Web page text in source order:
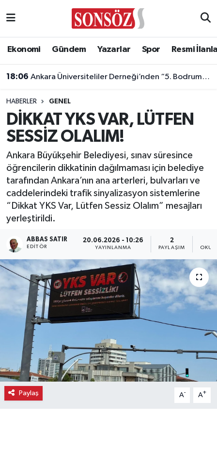
Ekonomi Gündem Yazarlar Spor Resmi
18:06 Ankara Üniversiteliler Derneği’nden “5. Bodrum Kahvaltılı Buluşması”
HABERLER GENEL
DİKKAT YKS VAR, LÜTFEN
SESSİZ OLALIM!
Ankara Büyükşehir Belediyesi, sınav süresince
öğrencilerin dikkatinin dağılmaması için belediye
tarafından Ankara’nın ana arterleri, bulvarları ve
caddelerindeki trafik sinyalizasyon sistemlerine
“Dikkat YKS Var, Lütfen Sessiz Olalım” mesajları
yerleştirildi.
ABBAS SATIR
EDITÖR
20.06.2026 - 10:26
YAYINLANMA
2
PAYLAŞIM
Paylaş A- A+
Asayiş
Biyografi
Çevre
Diğer
Dünya
Eğitim
Ekonomi
Eleman
Emlak
Gündem
Gurme
Haber
İlçe Haberleri
Ankara Nöbetçi Eczaneler
Ankara Trafik Yoğunluk Haritası
Süper Lig Puan Durumu ve Fikstür
Tüm Manşetler
Son Dakika Haberleri
Haber Arşivi